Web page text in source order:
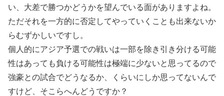
い、大差で勝つかどうかを望んでいる面がありますよね。
ただそれを一方的に否定してやっていくことも出来ないか
らむずかしいですし。
個人的にアジア予選での戦いは一部を除き引き分ける可能
性はあっても負ける可能性は極端に少ないと思ってるので
強豪との試合でどうなるか、くらいにしか思ってないんで
すけど、そこらへんどうですか？